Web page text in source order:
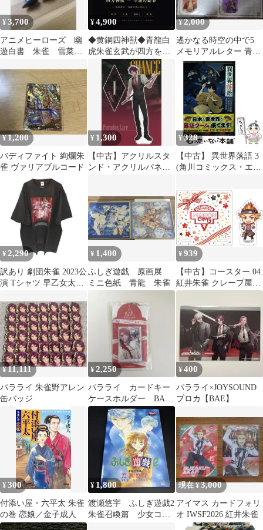
¥3,700
アニメヒーローズ 幽
遊白書 朱雀 雪菜
ンプ
¥4,900
◆黄銅四神獣◆青龍白
虎朱雀玄武が四方を鎮
める守護の結界置物
¥2,000
遙かなる時空の中で5
メモリアルレター 青龍
朱雀白虎玄武
¥1,200
バディファイト 絢爛朱
雀 ヴァリアブルコード
¥ 1,300
【中古】アクリルスタ
ンド・アクリルパネル
「Paradox Live」
¥ 328
【中古】 異世界落語 3
(角川コミックス・エー
リュウジ / KADOKAWA
¥ 2,290
訳あり 劇団朱雀 2023公
演 Tシャツ 早乙女太一
¥ 1,400
ふしぎ遊戯 原画展
ミニ色紙 青龍 朱雀
¥939
【中古】コースター 04.
紅井朱雀 クレープ屋
ver.(ミニキャライラス
ト) アクリルコースタ
ースタンド 「アイドル
マスター SideM」
¥11,111
パラライ 朱雀野アレン
缶バッジ
¥2,250
パラライ カードキー
ケースホルダー BAE
Gプリ
¥400
パラライ×JOYSOUND
プロカ【BAE】
¥300
付添い屋・六平太 朱雀
の巻 恋娘／金子成人
¥ 1,800
渡瀬悠宇 ふしぎ遊戯2
朱雀召喚篇 少女コミ
現在 ¥3,000
アイマス カードフォリ
オ IWSF2026 紅井朱雀